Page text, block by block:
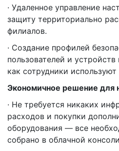
· Удаленное управление
защиту территориально
филиалов.
· Создание профилей
пользователей и
как сотрудники
Экономичное решение для
· Не требуется никаких
расходов и покупки
оборудования — все
собрано в облачной